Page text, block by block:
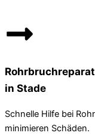
in Stade
Schnelle Hilfe bei
minimieren Schäden.